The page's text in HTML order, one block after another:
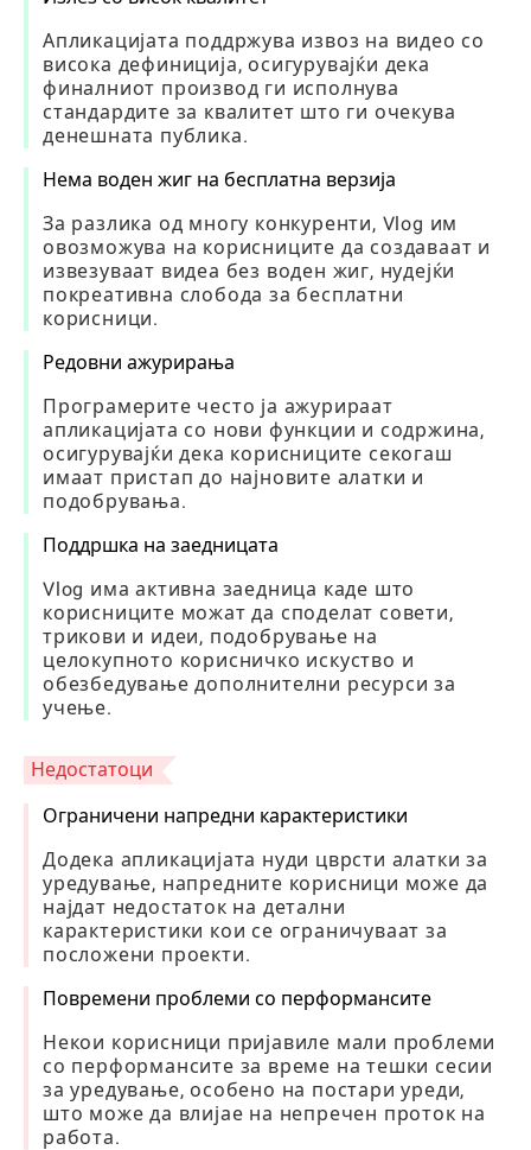
Апликацијата поддржува извоз на видео со
висока дефиниција, осигурувајќи дека
финалниот производ ги исполнува
стандардите за квалитет што ги очекува
денешната публика.
Нема воден жиг на бесплатна верзија
За разлика од многу конкуренти, Vlog им
овозможува на корисниците да создаваат и
извезуваат видеа без воден жиг, нудејќи
покреативна слобода за бесплатни
корисници.
Редовни ажурирања
Програмерите често ја ажурираат
апликацијата со нови функции и содржина,
осигурувајќи дека корисниците секогаш
имаат пристап до најновите алатки и
подобрувања.
Поддршка на заедницата
Vlog има активна заедница каде што
корисниците можат да споделат совети,
трикови и идеи, подобрување на
целокупното корисничко искуство и
обезбедување дополнителни ресурси за
учење.
Недостатоци
Ограничени напредни карактеристики
Додека апликацијата нуди цврсти алатки за
уредување, напредните корисници може да
најдат недостаток на детални
карактеристики кои се ограничуваат за
посложени проекти.
Повремени проблеми со перформансите
Некои корисници пријавиле мали проблеми
со перформансите за време на тешки сесии
за уредување, особено на постари уреди,
што може да влијае на непречен проток на
работа.